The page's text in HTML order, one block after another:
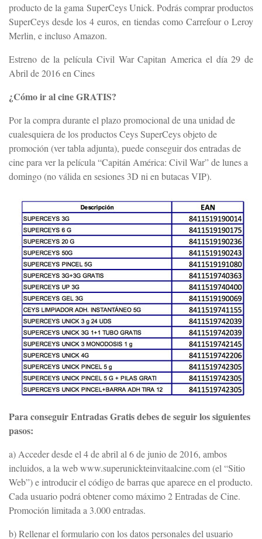
producto de la gama SuperCeys Unick. Podrás comprar productos
SuperCeys desde los 4 euros, en tiendas como Carrefour o Leroy
Merlin, e incluso Amazon.
Estreno de la película Civil War Capitan America el día 29 de
Abril de 2016 en Cines
¿Cómo ir al cine GRATIS?
Por la compra durante el plazo promocional de una unidad de
cualesquiera de los productos Ceys SuperCeys objeto de
promoción (ver tabla adjunta), puede conseguir dos entradas de
cine para ver la película “Capitán América: Civil War” de lunes a
domingo (no válida en sesiones 3D ni en butacas VIP).
Para conseguir Entradas Gratis debes de seguir los siguientes
pasos:
a) Acceder desde el 4 de abril al 6 de junio de 2016, ambos
incluidos, a la web www.superunickteinvitaalcine.com (el “Sitio
Web”) e introducir el código de barras que aparece en el producto.
Cada usuario podrá obtener como máximo 2 Entradas de Cine.
Promoción limitada a 3.000 entradas.
b) Rellenar el formulario con los datos personales del usuario